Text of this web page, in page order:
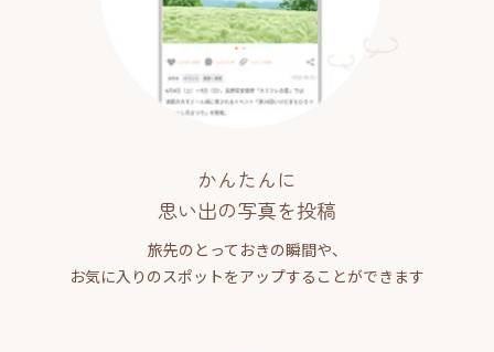
かんたんに
思い出の写真を投稿
旅先のとっておきの瞬間や、
お気に入りのスポットをアップすることができます